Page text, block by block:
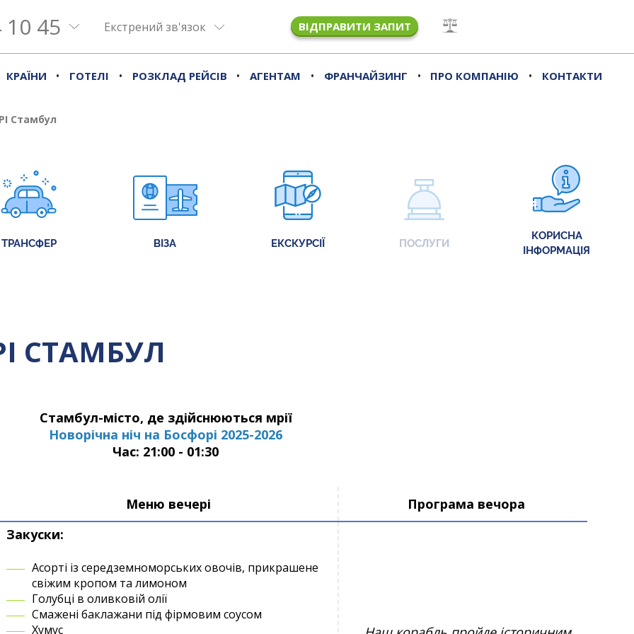
10 45 Екстрений зв'язок ВІДПРАВИТИ ЗАПИТ
КРАЇНИ • ГОТЕЛІ • РОЗКЛАД РЕЙСІВ • АГЕНТАМ • ФРАНЧАЙЗИНГ • ПРО КОМПАНІЮ • КОНТАКТИ
Стамбул
ТРАНСФЕР ВІЗА ЕКСКУРСІЇ ПОСЛУГИ
КОРИСНА
ІНФОРМАЦІЯ
СТАМБУЛ
Стамбул-місто, де здійснюються мрії
Новорічна ніч на Босфорі 2025-2026
Час: 21:00 - 01:30
Меню вечері Програма вечора
Закуски:
Асорті із середземноморських овочів, прикрашене
свіжим кропом та лимоном
Голубці в оливковій олії
Смажені баклажани під фірмовим соусом
Хумус